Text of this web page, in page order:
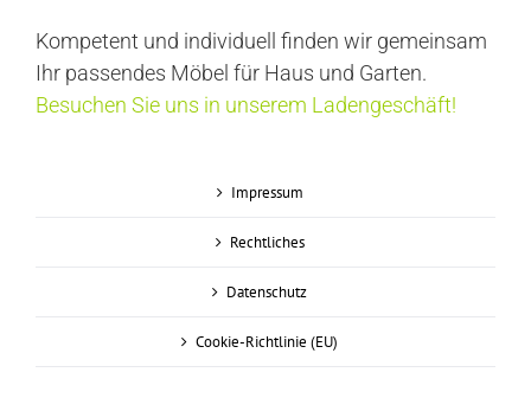
Kompetent und individuell finden wir gemeinsam
Ihr passendes Möbel für Haus und Garten.
Besuchen Sie uns in unserem Ladengeschäft!
Impressum
Rechtliches
Datenschutz
Cookie-Richtlinie (EU)